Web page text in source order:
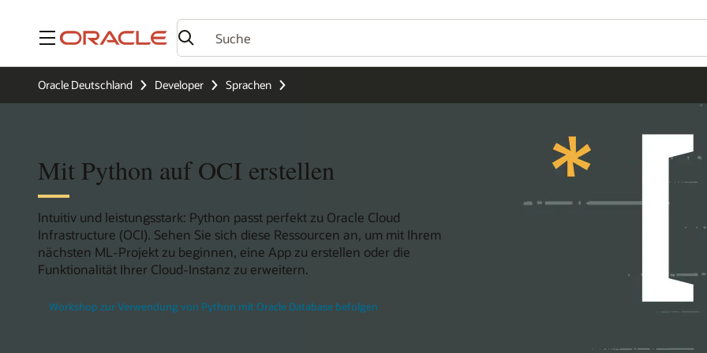
Menü
Oracle Deutschland Developer Sprachen
Mit Python auf OCI erstellen
Intuitiv und leistungsstark: Python passt perfekt zu Oracle Cloud
Infrastructure (OCI). Sehen Sie sich diese Ressourcen an, um mit Ihrem
nächsten ML-Projekt zu beginnen, eine App zu erstellen oder die
Funktionalität Ihrer Cloud-Instanz zu erweitern.
Workshop zur Verwendung von Python mit Oracle Database befolgen